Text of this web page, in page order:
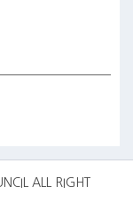
ALL RIGHT